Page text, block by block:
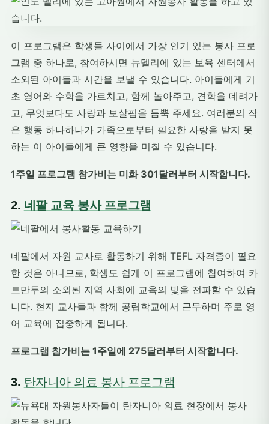
이 프로그램은 학생들 사이에서 가장 인기 있는 봉사 프로
그램 중 하나로, 참여하시면 뉴델리에 있는 보육 센터에서
소외된 아이들과 시간을 보낼 수 있습니다. 아이들에게 기
초 영어와 수학을 가르치고, 함께 놀아주고, 견학을 데려가
고, 무엇보다도 사랑과 보살핌을 듬뿍 주세요. 여러분의 작
은 행동 하나하나가 가족으로부터 필요한 사랑을 받지 못
하는 이 아이들에게 큰 영향을 미칠 수 있습니다.
1주일 프로그램 참가비는 미화 301달러부터 시작합니다.
2. 네팔 교육 봉사 프로그램
네팔에서 자원 교사로 활동하기 위해 TEFL 자격증이 필요
한 것은 아니므로, 학생도 쉽게 이 프로그램에 참여하여 카
트만두의 소외된 지역 사회에 교육의 빛을 전파할 수 있습
니다. 현지 교사들과 함께 공립학교에서 근무하며 주로 영
어 교육에 집중하게 됩니다.
프로그램 참가비는 1주일에 275달러부터 시작합니다.
3. 탄자니아 의료 봉사 프로그램